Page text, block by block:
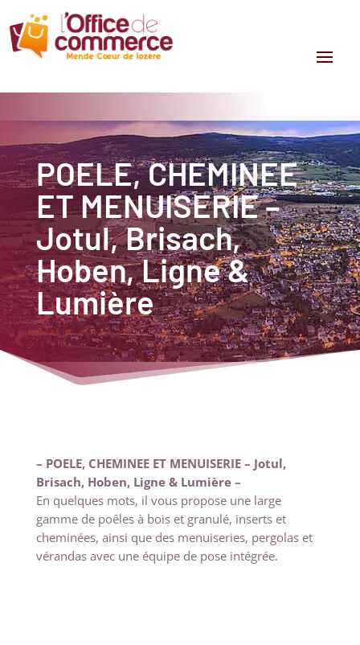
POELE, CHEMINEE
ET MENUISERIE –
Jotul, Brisach,
Hoben, Ligne &
Lumière
– POELE, CHEMINEE ET MENUISERIE – Jotul,
Brisach, Hoben, Ligne & Lumière –
En quelques mots, il vous propose une large
gamme de poêles à bois et granulé, inserts et
cheminées, ainsi que des menuiseries, pergolas et
vérandas avec une équipe de pose intégrée.